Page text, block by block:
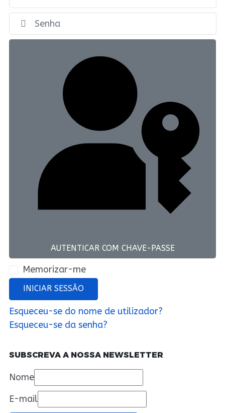
AUTENTICAR COM CHAVE-PASSE
Memorizar-me
INICIAR SESSÃO
Esqueceu-se do nome de utilizador?
Esqueceu-se da senha?
SUBSCREVA A NOSSA NEWSLETTER
Nome
E-mail